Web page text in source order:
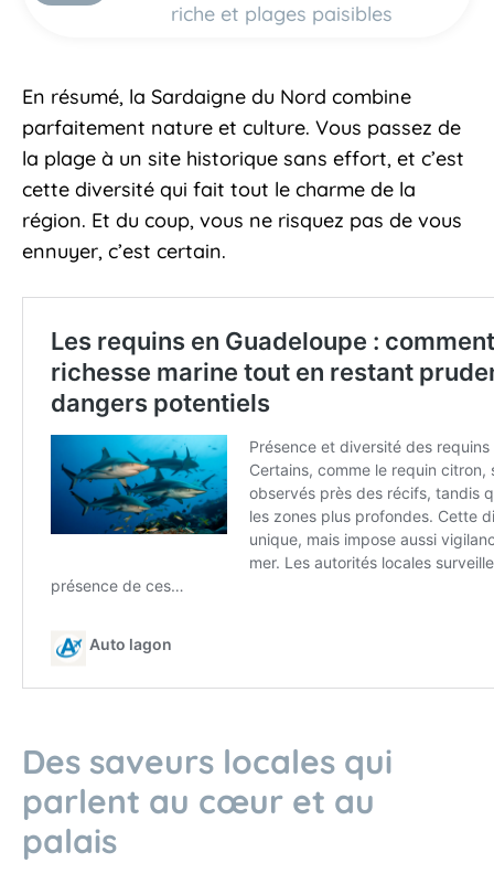
riche et plages paisibles
En résumé, la Sardaigne du Nord combine
parfaitement nature et culture. Vous passez de
la plage à un site historique sans effort, et c’est
cette diversité qui fait tout le charme de la
région. Et du coup, vous ne risquez pas de vous
ennuyer, c’est certain.
Des saveurs locales qui
parlent au cœur et au
palais